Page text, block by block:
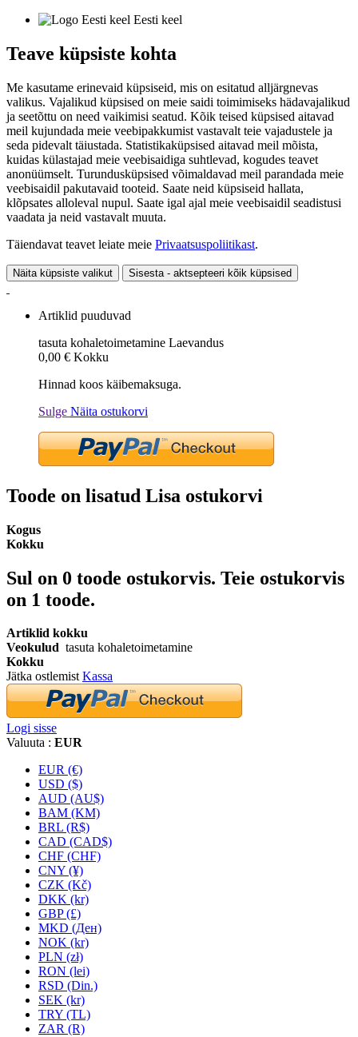
Eesti keel
Teave küpsiste kohta
Me kasutame erinevaid küpsiseid, mis on esitatud alljärgnevas
valikus. Vajalikud küpsised on meie saidi toimimiseks hädavajalikud
ja seetõttu on need vaikimisi seatud. Kõik teised küpsised aitavad
meil kujundada meie veebipakkumist vastavalt teie vajadustele ja
seda pidevalt täiustada. Statistikaküpsised aitavad meil mõista,
kuidas külastajad meie veebisaidiga suhtlevad, kogudes teavet
anonüümselt. Turundusküpsised võimaldavad meil parandada meie
veebisaidil pakutavaid tooteid. Saate neid küpsiseid hallata,
klõpsates alloleval nupul. Saate igal ajal meie veebisaidil seadistusi
vaadata ja neid vastavalt muuta.
Täiendavat teavet leiate meie Privaatsuspoliitikast.
Näita küpsiste valikut Sisesta - aktsepteeri kõik küpsised
Artiklid puuduvad
tasuta kohaletoimetamine Laevandus
0,00 € Kokku
Hinnad koos käibemaksuga.
Sulge Näita ostukorvi
Toode on lisatud Lisa ostukorvi
Kogus
Kokku
Sul on 0 toode ostukorvis. Teie ostukorvis
on 1 toode.
Artiklid kokku
Veokulud tasuta kohaletoimetamine
Kokku
Jätka ostlemistKassa
Logi sisse
Valuuta : EUR
EUR (€)
USD ($)
AUD (AU$)
BAM (KM)
BRL (R$)
CAD (CAD$)
CHF (CHF)
CNY (¥)
CZK (Kč)
DKK (kr)
GBP (£)
MKD (Ден)
NOK (kr)
PLN (zł)
RON (lei)
RSD (Din.)
SEK (kr)
TRY (TL)
ZAR (R)